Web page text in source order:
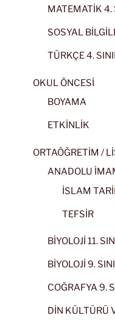
MATEMATİK 4.
SOSYAL
TÜRKÇE 4.
OKUL ÖNCESİ
BOYAMA
ETKİNLİK
ORTAÖĞRETİM /
ANADOLU
İSLAM
TEFSİR
BİYOLOJİ 11.
BİYOLOJİ 9.
COĞRAFYA 9.
DİN KÜLTÜRÜ